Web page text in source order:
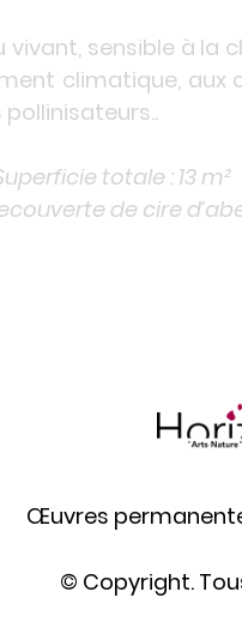
vivant, sensible à
climatique,
pollinisateurs..
totale : 13 m²
de cire
Œuvres
© Copyright.